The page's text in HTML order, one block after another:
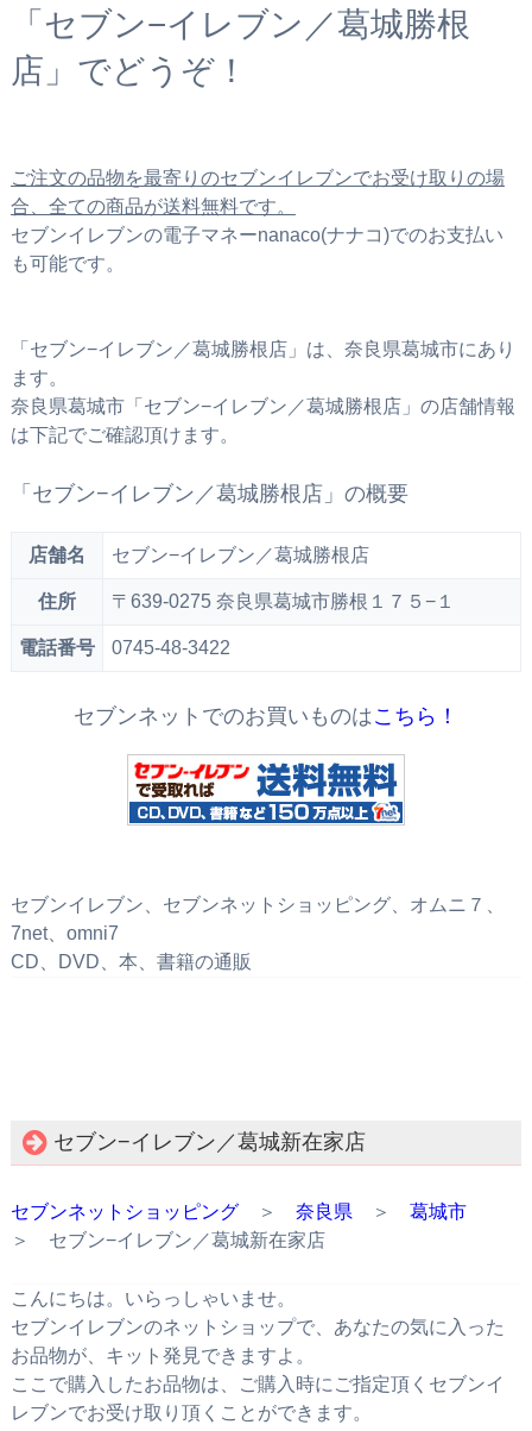
「セブン−イレブン／葛城勝根
店」でどうぞ！
ご注文の品物を最寄りのセブンイレブンでお受け取りの場
合、全ての商品が送料無料です。
セブンイレブンの電子マネーnanaco(ナナコ)でのお支払い
も可能です。
「セブン−イレブン／葛城勝根店」は、奈良県葛城市にあり
ます。
奈良県葛城市「セブン−イレブン／葛城勝根店」の店舗情報
は下記でご確認頂けます。
「セブン−イレブン／葛城勝根店」の概要
店舗名 セブン−イレブン／葛城勝根店
住所 〒639-0275 奈良県葛城市勝根１７５−１
電話番号 0745-48-3422
セブンネットでのお買いものはこちら！
セブンイレブン、セブンネットショッピング、オムニ７、
7net、omni7
CD、DVD、本、書籍の通販
セブン−イレブン／葛城新在家店
セブンネットショッピング＞ 奈良県 ＞ 葛城市
＞ セブン−イレブン／葛城新在家店
こんにちは。いらっしゃいませ。
セブンイレブンのネットショップで、あなたの気に入った
お品物が、キット発見できますよ。
ここで購入したお品物は、ご購入時にご指定頂くセブンイ
レブンでお受け取り頂くことができます。